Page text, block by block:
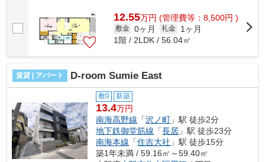
12.55万円 (管理費等：8,500円 )
敷金 0ヶ月 礼金
1ヶ月
1階 / 2LDK / 56.04㎡
賃貸 | アパート D-room Sumie East
敷0 新築
13.4万円
南海高野線 「沢ノ町 」駅 徒歩2分
地下鉄御堂筋線 「長居 」駅 徒歩23分
南海本線 「住吉大社 」駅 徒歩15分
築1年未満 / 59.16㎡～59.40㎡